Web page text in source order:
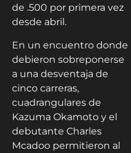
de .500 por primera vez
desde abril.
En un encuentro donde
debieron sobreponerse
a una desventaja de
cinco carreras,
cuadrangulares de
Kazuma Okamoto y el
debutante Charles
Mcadoo permitieron al